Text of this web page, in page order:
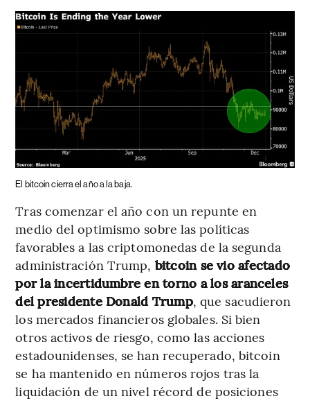
El bitcoin cierra el año a la baja.
Tras comenzar el año con un repunte en
medio del optimismo sobre las políticas
favorables a las criptomonedas de la segunda
administración Trump, bitcoin se vio afectado
por la incertidumbre en torno a los aranceles
del presidente Donald Trump, que sacudieron
los mercados financieros globales. Si bien
otros activos de riesgo, como las acciones
estadounidenses, se han recuperado, bitcoin
se ha mantenido en números rojos tras la
liquidación de un nivel récord de posiciones